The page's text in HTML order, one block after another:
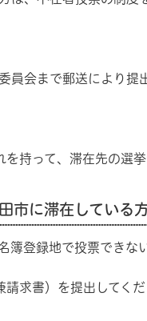
会まで郵送により提
持って、滞在先の選挙
市に滞在している
登録地で投票できな
求書）を提出してく